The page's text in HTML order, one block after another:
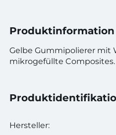
Produktinformation
Gelbe Gummipolierer mit
mikrogefüllte Composites.
Hersteller: